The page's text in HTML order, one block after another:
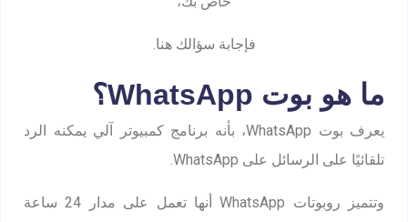
فإجابة سؤالك هنا.
ما هو بوت WhatsApp؟
يعرف بوت WhatsApp، بأنه برنامج كمبيوتر آلي يمكنه الرد
تلقائيًا على الرسائل على WhatsApp.
وتتميز روبوتات WhatsApp أنها تعمل على مدار 24 ساعة